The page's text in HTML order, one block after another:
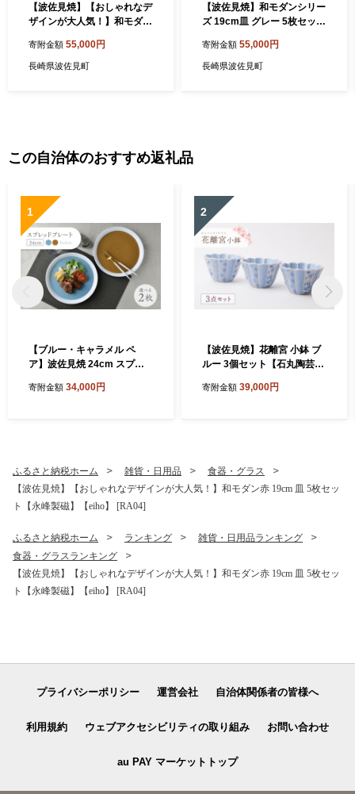
【波佐見焼】【おしゃれなデ
ザインが大人気！】和モダン
製磁】【eiho】 [RA03]
寄附金額 55,000円
長崎県波佐見町
【波佐見焼】和モダンシリー
ズ 19cm皿 グレー 5枚セット
寄附金額 55,000円
長崎県波佐見町
この自治体のおすすめ返礼品
1
【ブルー・キャラメル ペ
ア】波佐見焼 24cm スプレ
55]
寄附金額 34,000円
2
【波佐見焼】花離宮 小鉢 ブ
ルー 3個セット【石丸陶芸】
寄附金額 39,000円
ふるさと納税ホーム 雑貨・日用品
食器・グラス
【波佐見焼】【おしゃれなデザインが大人気！】和モダン赤 19cm 皿 5枚セッ
ト【永峰製磁】【eiho】 [RA04]
ふるさと納税ホーム ランキング
雑貨・日用品ランキング
食器・グラスランキング
【波佐見焼】【おしゃれなデザインが大人気！】和モダン赤 19cm 皿 5枚セッ
ト【永峰製磁】【eiho】 [RA04]
プライバシーポリシー 運営会社 自治体関係者の皆様へ
利用規約 ウェブアクセシビリティの取り組み お問い合わせ
au PAY マーケットトップ